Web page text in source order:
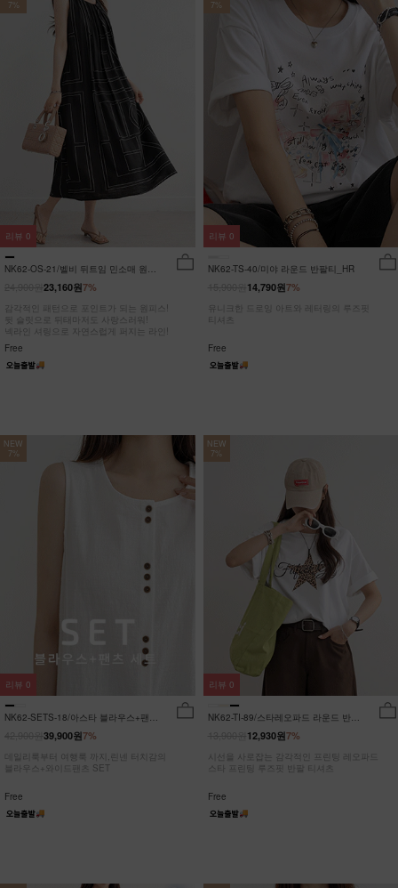
7%
NK62-OS-21/벨비 뒤트임 민소매 원피
7%
23,160원
감각적인 패턴으로 포인트가 되는 원피스!
뒷 슬릿으로 뒤태마저도 사랑스러워!
넥라인 셔링으로 자연스럽게 퍼지는 라인!
Free
리뷰 0
7%
NK62-TS-40/미야 라운드 반팔티_HR
7%
14,790원
유니크한 드로잉 아트와 레터링의 루즈핏
티셔츠
Free
리뷰 0
NEW
7%
NK62-SETS-18/아스타 블라우스+팬츠
7%
39,900원
데일리룩부터 여행룩 까지,린넨 터치감의
블라우스+와이드팬츠 SET
Free
리뷰 0
NEW
7%
NK62-TI-89/스타레오파드 라운드 반팔
7%
12,930원
시선을 사로잡는 감각적인 프린팅 레오파드
스타 프린팅 루즈핏 반팔 티셔츠
Free
리뷰 0